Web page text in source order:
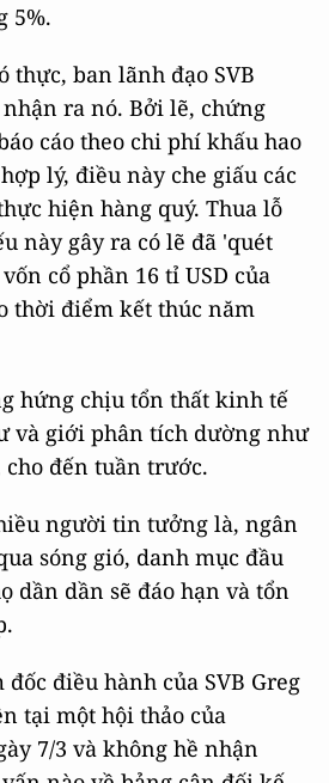
5%.
thực, ban lãnh đạo SVB
ra nó. Bởi lẽ, chứng
cáo theo chi phí khấu hao
lý, điều này che giấu các
hiện hàng quý. Thua lỗ
này gây ra có lẽ đã 'quét
cổ phần 16 tỉ USD của
thời điểm kết thúc năm
hứng chịu tổn thất kinh tế
và giới phân tích dường như
cho đến tuần trước.
người tin tưởng là, ngân
sóng gió, danh mục đầu
dần dần sẽ đáo hạn và tổn
điều hành của SVB Greg
tại một hội thảo của
7/3 và không hề nhận